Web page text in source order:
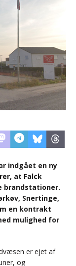
indgået en ny
at Falck
brandstationer.
Snertinge,
en kontrakt
mulighed for
er ejet af
og